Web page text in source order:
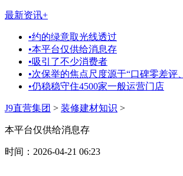
最新资讯+
•约的绿意取光线透过
•本平台仅供给消息存
•吸引了不少消费者
•次保举的焦点尺度源于“口碑零差评
•仍稳稳守住4500家一般运营门店
J9直营集团 > 装修建材知识 >
本平台仅供给消息存
时间：2026-04-21 06:23